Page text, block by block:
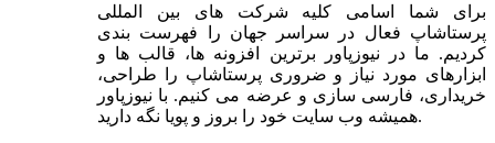
برای شما اسامی کلیه شرکت های بین المللی
پرستاشاپ فعال در سراسر جهان را فهرست بندی
کردیم. ما در نیوزپاور برترین افزونه ها، قالب ها و
ابزارهای مورد نیاز و ضروری پرستاشاپ را طراحی،
خریداری، فارسی سازی و عرضه می کنیم. با نیوزپاور
همیشه وب سایت خود را بروز و پویا نگه دارید.